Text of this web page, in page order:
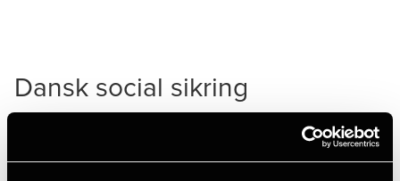
Dansk social sikring
Ligesom i andre lande skal danske arbejdsgivere også
betale bidrag til en række sociale sikringsordninger for
deres ansatte. Set i internationalt perspektiv er bidragene